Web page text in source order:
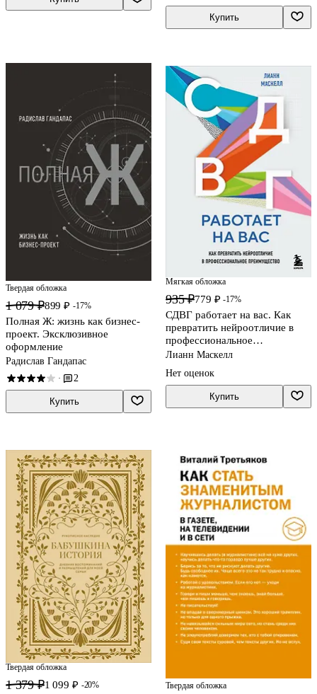
Купить
Твердая обложка
1 079 ₽899 ₽ -17%
Полная Ж: жизнь как бизнес-
проект. Эксклюзивное
оформление
Радислав Гандапас
· 2
Купить
Мягкая обложка
935 ₽779 ₽ -17%
СДВГ работает на вас. Как
превратить нейроотличие в
профессиональное
преимущество
Лианн Маскелл
Нет оценок
Купить
Твердая обложка
1 379 ₽1 099 ₽ -20% Твердая обложка